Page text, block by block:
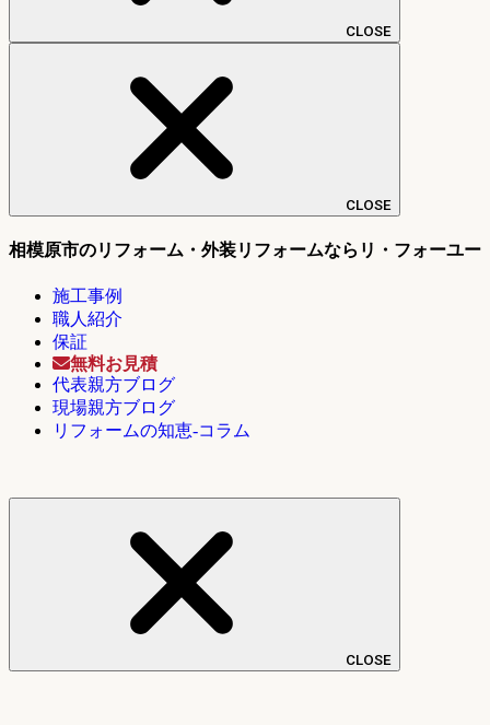
CLOSE
CLOSE
相模原市のリフォーム・外装リフォームならリ・フォーユー
施工事例
職人紹介
保証
無料お見積
代表親方ブログ
現場親方ブログ
リフォームの知恵-コラム
CLOSE